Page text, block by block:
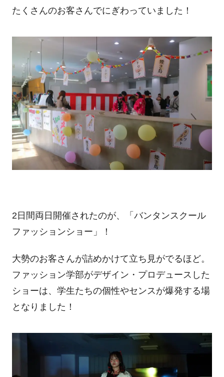
たくさんのお客さんでにぎわっていました！
2日間両日開催されたのが、「バンタンスクール
ファッションショー」！
大勢のお客さんが詰めかけて立ち見がでるほど。
ファッション学部がデザイン・プロデュースした
ショーは、学生たちの個性やセンスが爆発する場
となりました！